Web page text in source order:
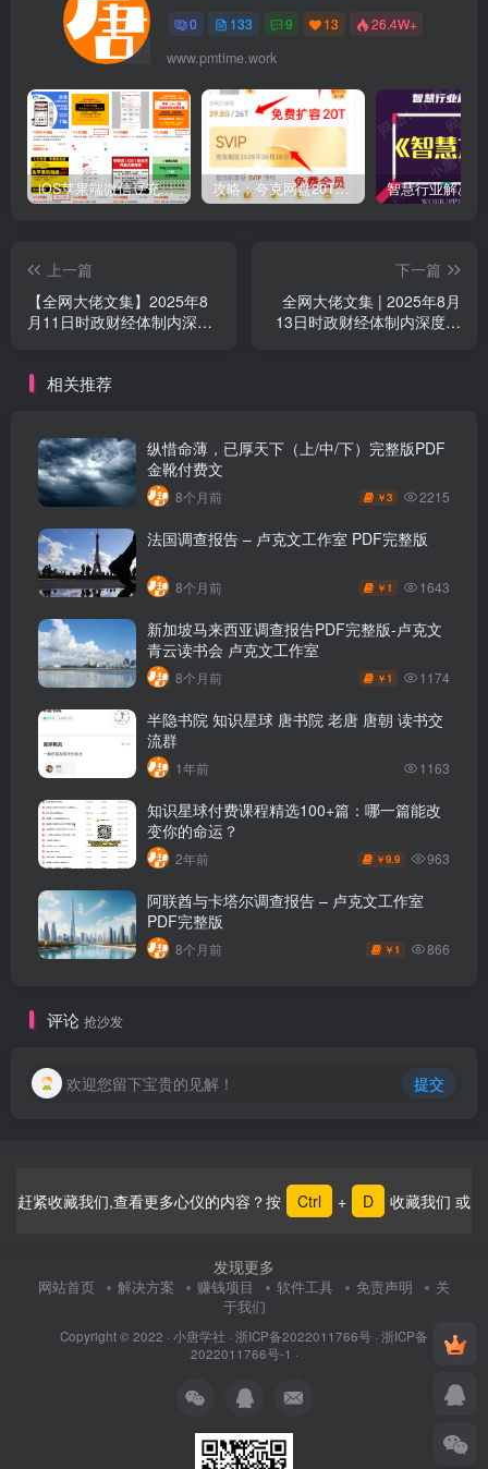
0 133 9 13 26.4W+
www.pmtime.work
iOS苹果端微信豆充值1:10的方法 攻略：夸克网盘20T空间免费扩容 免费会员申请 附最新申请步骤和技巧
上一篇
【全网大佬文集】2025年8
月11日时政财经体制内深度
下一篇
全网大佬文集 | 2025年8月
13日时政财经体制内深度解
相关推荐
纵惜命薄，已厚天下（上/中/下）完整版PDF
金靴付费文
8个月前 ￥3 2215
法国调查报告 – 卢克文工作室 PDF完整版
8个月前 ￥ 1 1643
新加坡马来西亚调查报告PDF完整版-卢克文
青云读书会 卢克文工作室
8个月前 ￥ 1 1174
半隐书院 知识星球 唐书院 老唐 唐朝 读书交
流群
1年前 1163
知识星球付费课程精选100+篇：哪一篇能改
变你的命运？
2年前 ￥9.9 963
阿联酋与卡塔尔调查报告 – 卢克文工作室
PDF完整版
8个月前 ￥ 1 866
评论 抢沙发
欢迎您留下宝贵的见解！ 提交
赶紧收藏我们,查看更多心仪的内容？按 Ctrl + D 收藏我们 或
发现更多
网站首页 解决方案 赚钱项目 软件工具 免责声明
关
于我们
Copyright © 2022 · 小唐学社 · 浙ICP备2022011766号 · 浙ICP备
2022011766号-1 ·